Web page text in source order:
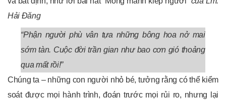
Hải Đăng
“Phận người phù vân tựa những bông hoa nở mai
sớm tàn. Cuộc đời trần gian như bao cơn gió thoảng
qua mất rồi!”
Chúng ta – những con người nhỏ bé, tưởng rằng có thể kiểm
soát được mọi hành trình, đoán trước mọi rủi ro, nhưng lại